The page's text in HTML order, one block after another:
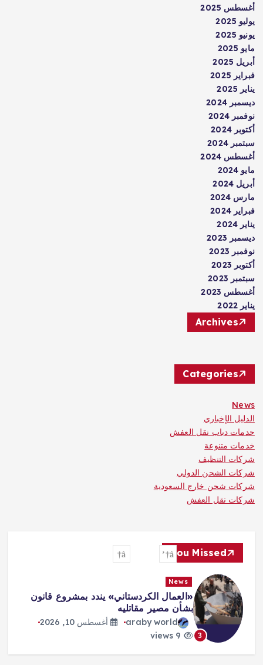
أغسطس 2025
يوليو 2025
يونيو 2025
مايو 2025
أبريل 2025
فبراير 2025
يناير 2025
ديسمبر 2024
نوفمبر 2024
أكتوبر 2024
سبتمبر 2024
أغسطس 2024
مايو 2024
أبريل 2024
مارس 2024
فبراير 2024
يناير 2024
ديسمبر 2023
نوفمبر 2023
أكتوبر 2023
سبتمبر 2023
أغسطس 2023
يناير 2022
Archives
Categories
News
الدليل الإخباري
حدمات دباب نقل العفش
خدمات متنوعة
شركات التنظيف
شركات الشحن الدولي
شركات شحن خارج السعودية
شركات نقل العفش
You Missed
4
News
روسيا تسيطر على بلدتين جديدتين في
شرق أوكرانيا
araby world
أغسطس 10, 2026